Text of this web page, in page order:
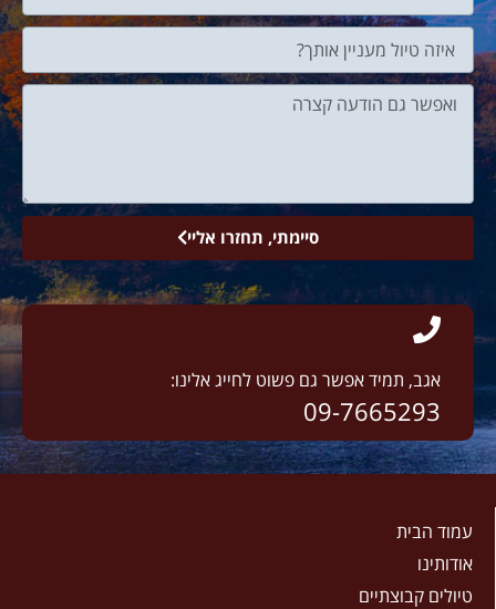
סיימתי, תחזרו אליי
אגב, תמיד אפשר גם פשוט לחייג אלינו:
09-7665293
עמוד הבית
אודותינו
טיולים קבוצתיים